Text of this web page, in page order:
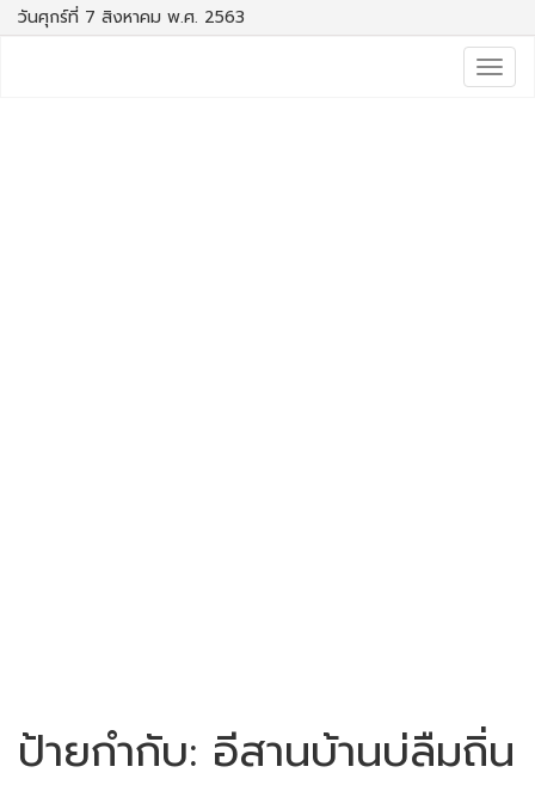
วันศุกร์ที่ 7 สิงหาคม พ.ศ. 2563
ป้ายกำกับ: อีสานบ้านบ่ลืมถิ่น